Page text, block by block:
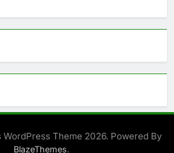
Theme 2026. Powered By
BlazeThemes.